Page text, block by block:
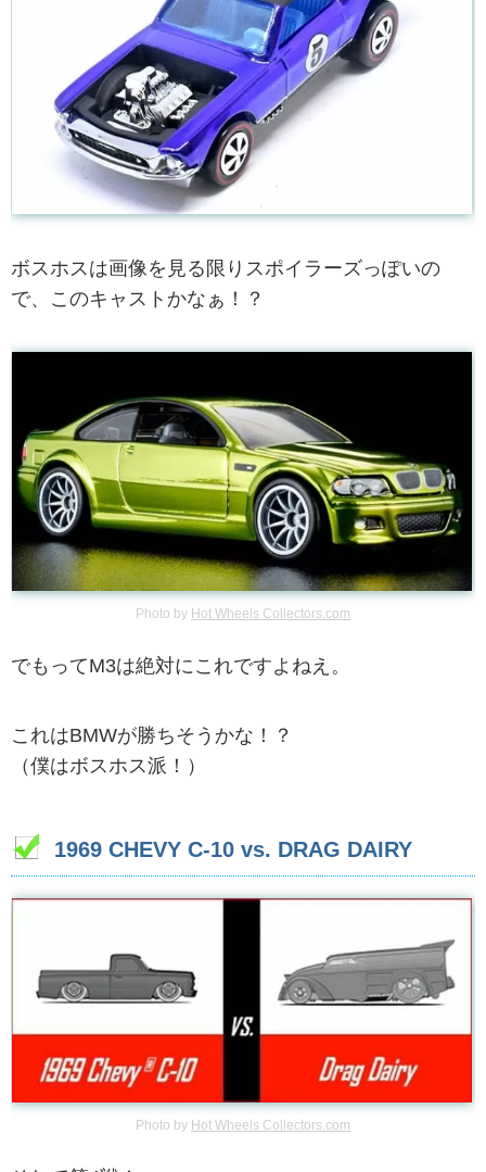
ボスホスは画像を見る限りスポイラーズっぽいの
で、このキャストかなぁ！？
Photo by Hot Wheels Collectors.com
でもってM3は絶対にこれですよねえ。
これはBMWが勝ちそうかな！？
（僕はボスホス派！）
1969 CHEVY C-10 vs. DRAG DAIRY
Photo by Hot Wheels Collectors.com